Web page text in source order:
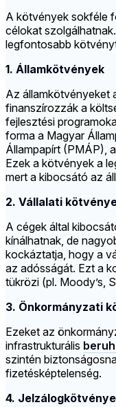
A kötvények sokféle
célokat
legfontosabb
1. Államkötvények
Az államkötvényeket
finanszírozzák a
fejlesztési
forma a Magyar
Állampapírt (PMÁP),
Ezek a kötvények a
mert a kibocsátó az
2. Vállalati
A cégek által
kínálhatnak, de
kockáztatja, hogy a
az adósságát. Ezt a
tükrözi (pl. Moody’s,
3. Önkormányzati
Ezeket az
infrastrukturális
szintén
fizetésképtelenség.
4.